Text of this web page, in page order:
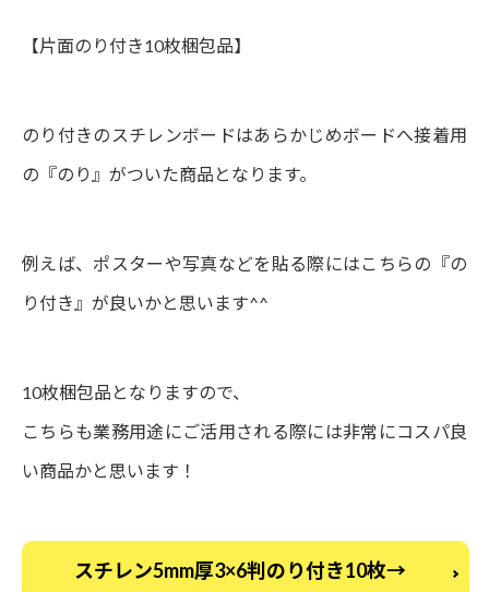
【片面のり付き10枚梱包品】
のり付きのスチレンボードはあらかじめボードへ接着用
の『のり』がついた商品となります。
例えば、ポスターや写真などを貼る際にはこちらの『の
り付き』が良いかと思います^^
10枚梱包品となりますので、
こちらも業務用途にご活用される際には非常にコスパ良
い商品かと思います！
スチレン5mm厚3×6判のり付き10枚→